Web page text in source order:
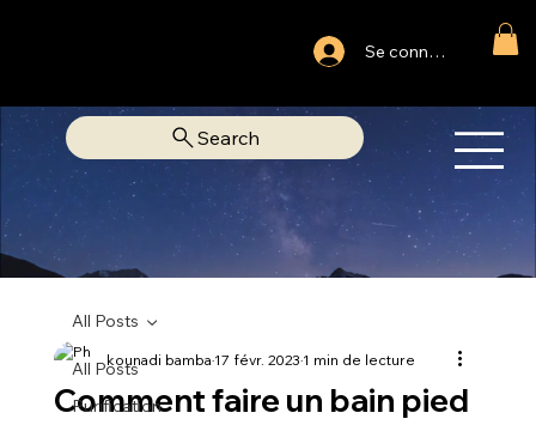
Se connecter
All Posts
Purification
All Posts
Comment faire un bain pied
kounadi bamba17 févr. 20231 min de lecture
LIBRAIRIE SPIRITUELLESearch